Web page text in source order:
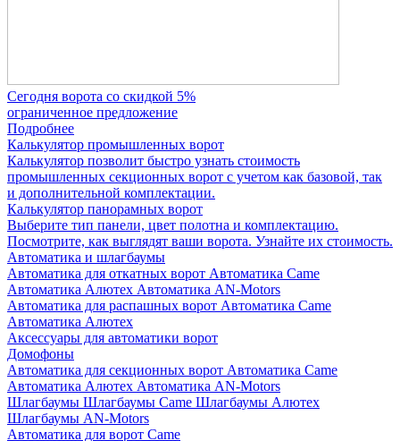
Сегодня ворота со скидкой 5%
ограниченное предложение
Подробнее
Калькулятор промышленных ворот
Калькулятор позволит быстро узнать стоимость
промышленных секционных ворот с учетом как базовой, так
и дополнительной комплектации.
Калькулятор панорамных ворот
Выберите тип панели, цвет полотна и комплектацию.
Посмотрите, как выглядят ваши ворота. Узнайте их стоимость.
Автоматика и шлагбаумы
Автоматика для откатных ворот Автоматика Came
Автоматика Алютех Автоматика AN-Motors
Автоматика для распашных ворот Автоматика Came
Автоматика Алютех
Аксессуары для автоматики ворот
Домофоны
Автоматика для секционных ворот Автоматика Came
Автоматика Алютех Автоматика AN-Motors
Шлагбаумы Шлагбаумы Came Шлагбаумы Алютех
Шлагбаумы AN-Motors
Автоматика для ворот Came